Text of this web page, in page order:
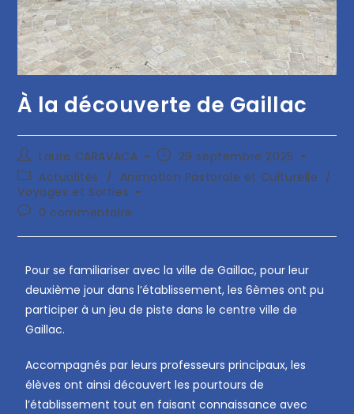
À la découverte de Gaillac
Laure CARAVACA
29 septembre 2025
Actualités
/ Animation Pastorale et Culturelle /
Voyages et Sorties
0 commentaire
Pour se familiariser avec la ville de Gaillac, pour leur
deuxième jour dans l’établissement, les 6èmes ont pu
participer à un jeu de piste dans le centre ville de
Gaillac.
Accompagnés par leurs professeurs principaux, les
élèves ont ainsi découvert les pourtours de
l’établissement tout en faisant connaissance avec